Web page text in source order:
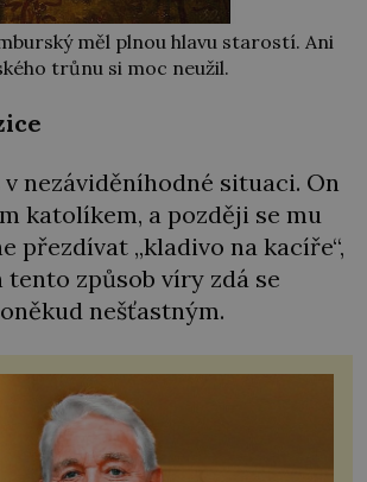
měl plnou hlavu starostí. Ani
trůnu si moc neužil.
nezáviděníhodné situaci. On
katolíkem, a později se mu
přezdívat „kladivo na kacíře“,
tento způsob víry zdá se
nešťastným.